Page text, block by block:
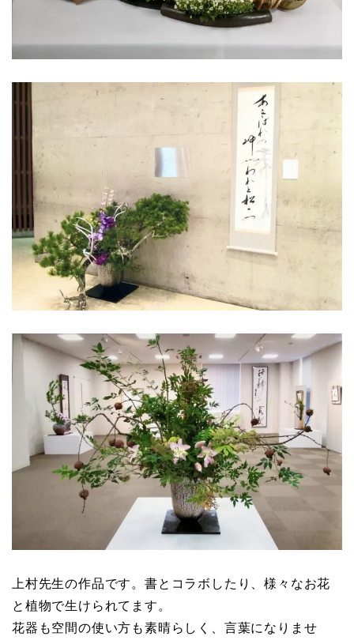
上村先生の作品です。書とコラボしたり、様々なお花
と植物で生けられてます。
花器も空間の使い方も素晴らしく、言葉になりませ